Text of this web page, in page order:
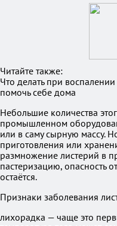
Читайте также:
Что делать при
помочь себе дома
Небольшие количества
промышленном
или в саму сырную массу.
приготовления или
размножение листерий в
пастеризацию, опасность
остаётся.
Признаки заболевания
лихорадка — чаще это